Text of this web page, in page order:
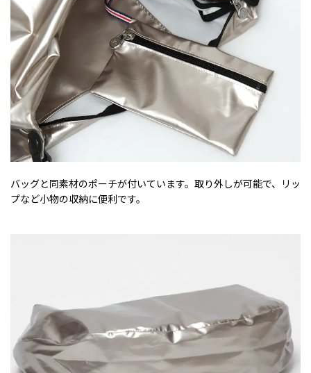
バッグと同素材のポーチが付いています。取り外しが可能で、リッ
プなど小物の収納に便利です。